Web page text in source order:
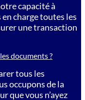
capacité à
charge toutes les
une transaction
documents ?
tous les
occupons de la
que vous n’ayez